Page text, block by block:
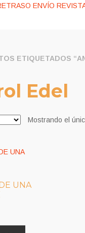
ENVÍO
ETIQUETADOS
Edel
Mostrando el
UNA